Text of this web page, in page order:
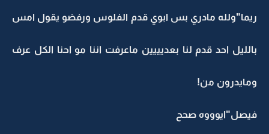
ريما"ولله مادري بس ابوي قدم الفلوس ورفضو يقول امس
بالليل احد قدم لنا بعديييين ماعرفت اننا مو احنا الكل عرف
ومايدرون من!
فيصل"ايوووه صحح